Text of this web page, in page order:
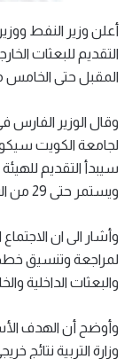
أعلن وزير النفط
المقبل حتى الخامس
وقال الوزير الفارس
ويستمر حتى 29 من الشهر نفسه.
وأشار الى ان
لمراجعة وتنسيق
والبعثات الداخلية
وأوضح أن الهدف